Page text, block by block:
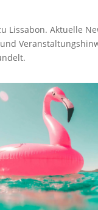
Lissabon. Aktuelle